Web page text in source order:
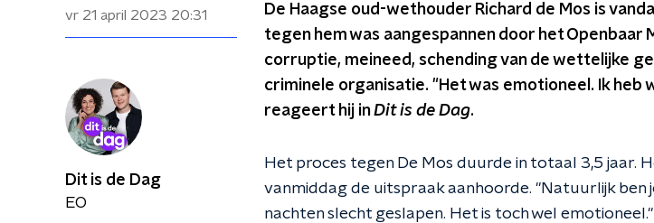
vr 21 april 2023 20:31
De Haagse oud-wethouder Richard de Mos is
tegen hem was aangespannen door het Openbaar
corruptie, meineed, schending van de wettelijke
criminele organisatie. "Het was emotioneel. Ik heb
reageert hij inDit is de Dag.
Het proces tegen De Mos duurde in totaal 3,5 jaar.
vanmiddag de uitspraak aanhoorde. "Natuurlijk ben
nachten slecht geslapen. Het is toch wel emotioneel."
Dit is de Dag
EO